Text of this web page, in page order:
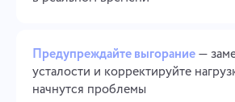
Предупреждайте выгорание—
усталости и корректируйте
начнутся проблемы